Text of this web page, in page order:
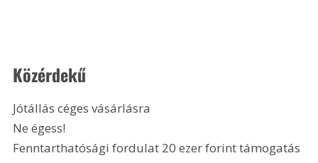
Közérdekű
Jótállás céges vásárlásra
Ne égess!
Fenntarthatósági fordulat 20 ezer forint támogatás